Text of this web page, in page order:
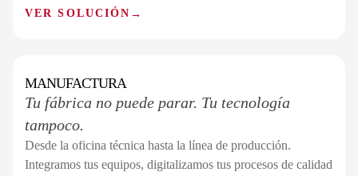
VER SOLUCIÓN →
SECTOR 04 / 07
MANUFACTURA
Tu fábrica no puede parar. Tu tecnología
tampoco.
Desde la oficina técnica hasta la línea de producción.
Integramos tus equipos, digitalizamos tus procesos de calidad